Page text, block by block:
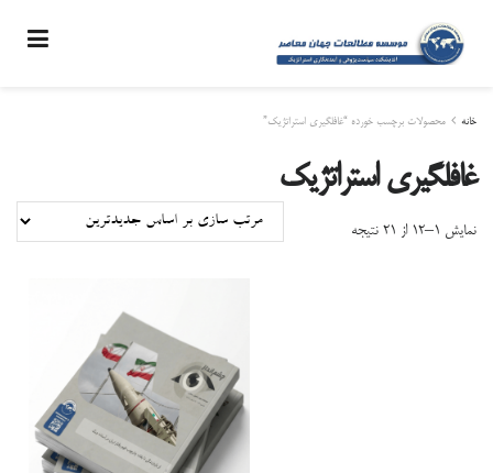
خانه محصولات برچسب خورده “غافلگیری استراتژیک”
غافلگیری استراتژیک
نمایش ۱–۱۲ از ۲۱ نتیجه